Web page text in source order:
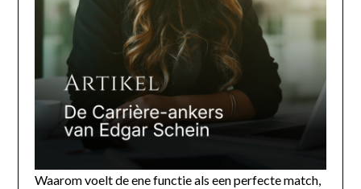
Waarom voelt de ene functie als een perfecte match,